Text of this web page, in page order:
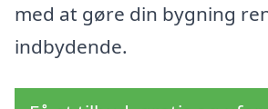
med at gøre din bygning
indbydende.